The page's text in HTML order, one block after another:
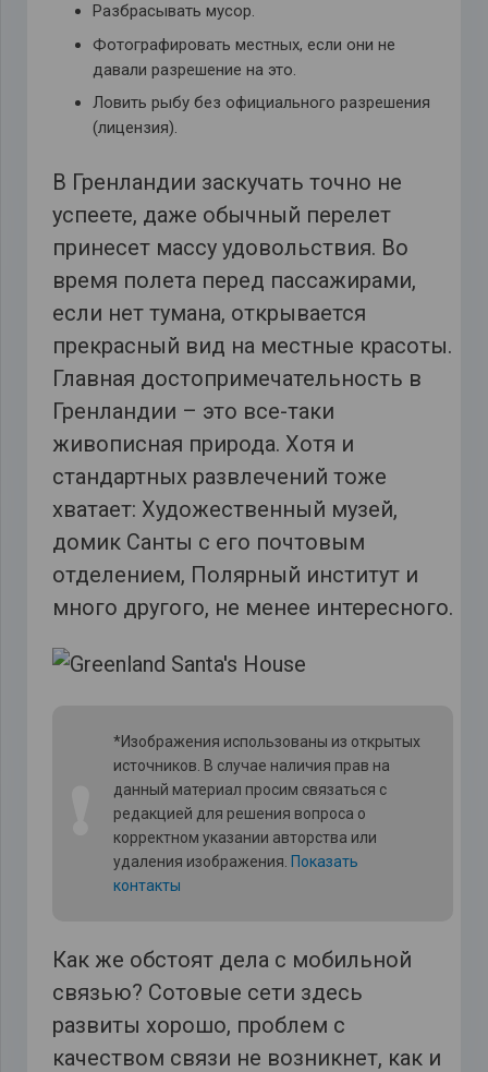
Разбрасывать мусор.
Фотографировать местных, если они не
давали разрешение на это.
Ловить рыбу без официального разрешения
(лицензия).
В Гренландии заскучать точно не
успеете, даже обычный перелет
принесет массу удовольствия. Во
время полета перед пассажирами,
если нет тумана, открывается
прекрасный вид на местные красоты.
Главная достопримечательность в
Гренландии – это все-таки
живописная природа. Хотя и
стандартных развлечений тоже
хватает: Художественный музей,
домик Санты с его почтовым
отделением, Полярный институт и
много другого, не менее интересного.
*Изображения использованы из открытых
источников. В случае наличия прав на
данный материал просим связаться с
редакцией для решения вопроса о
корректном указании авторства или
удаления изображения. Показать
контакты
Как же обстоят дела с мобильной
связью? Сотовые сети здесь
развиты хорошо, проблем с
качеством связи не возникнет, как и